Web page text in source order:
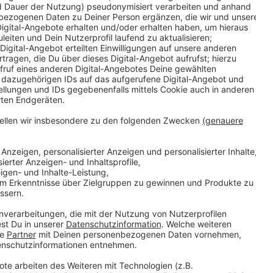
Vom 7. Februar bis einschl. 11. Februar 2025
Anzeige
Wer Fragen zum Zeugnis hat oder einfach einen Rat
der Bezirksregierung wenden. Ein erfahrenes Team hilft
sich auch an Eltern. Das Zeugnistelefon ist am Freitag,
12 und von 14 bis 16 Uhr erreichbar. Anrufen könnt Ihr
Anzeige
Weitergehende Betreuung
Anzeige
Soweit schulpsychologische Themen wie Prüfungsängste
angesprochen werden, verweist das Zeugnistelefon-Team